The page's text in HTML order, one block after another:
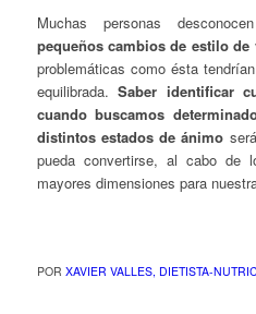
Muchas personas
pequeños cambios de estilo de
problemáticas como ésta
equilibrada.Saber identificar
cuando buscamos
distintos estados de ánimo
pueda convertirse, al cabo de
mayores dimensiones para
POR XAVIER VALLES, DIETISTA-